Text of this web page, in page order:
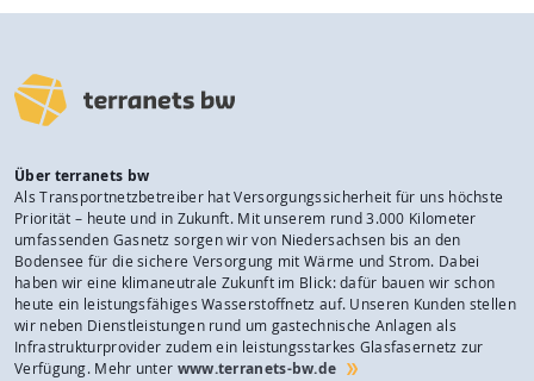
Über terranets bw
Als Transportnetzbetreiber hat Versorgungssicherheit für uns höchste
Priorität – heute und in Zukunft. Mit unserem rund 3.000 Kilometer
umfassenden Gasnetz sorgen wir von Niedersachsen bis an den
Bodensee für die sichere Versorgung mit Wärme und Strom. Dabei
haben wir eine klimaneutrale Zukunft im Blick: dafür bauen wir schon
heute ein leistungsfähiges Wasserstoffnetz auf. Unseren Kunden stellen
wir neben Dienstleistungen rund um gastechnische Anlagen als
Infrastrukturprovider zudem ein leistungsstarkes Glasfasernetz zur
Verfügung. Mehr unter www.terranets-bw.de